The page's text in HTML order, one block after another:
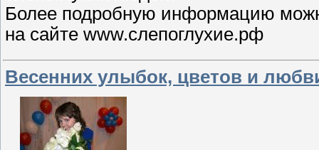
Более подробную информацию
на сайте www.слепоглухие.рф
Весенних улыбок, цветов и